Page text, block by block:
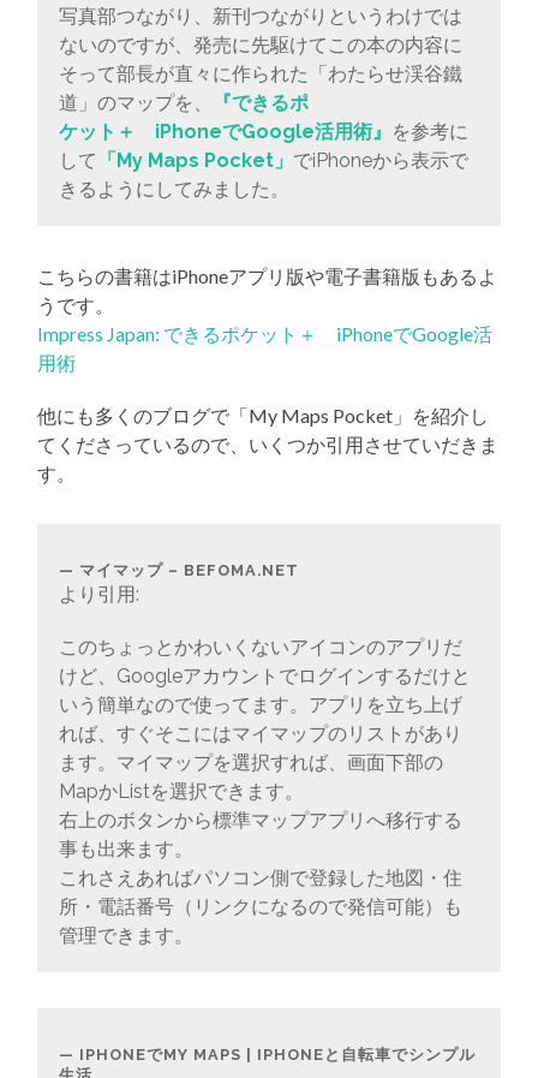
写真部つながり、新刊つながりというわけでは
ないのですが、発売に先駆けてこの本の内容に
そって部長が直々に作られた「わたらせ渓谷鐵
道」のマップを、
『できるポ
ケット＋ iPhoneでGoogle活用術』 を参考に
して 「My Maps Pocket」 でiPhoneから表示で
きるようにしてみました。
こちらの書籍はiPhoneアプリ版や電子書籍版もあるよ
うです。
Impress Japan: できるポケット＋ iPhoneでGoogle活
用術
他にも多くのブログで「My Maps Pocket」を紹介し
てくださっているので、いくつか引用させていだきま
す。
マイマップ – BEFOMA.NET
より引用:
このちょっとかわいくないアイコンのアプリだ
けど、Googleアカウントでログインするだけと
いう簡単なので使ってます。アプリを立ち上げ
れば、すぐそこにはマイマップのリストがあり
ます。マイマップを選択すれば、画面下部の
MapかListを選択できます。
右上のボタンから標準マップアプリへ移行する
事も出来ます。
これさえあればパソコン側で登録した地図・住
所・電話番号（リンクになるので発信可能）も
管理できます。
IPHONEでMY MAPS | IPHONEと自転車でシンプル